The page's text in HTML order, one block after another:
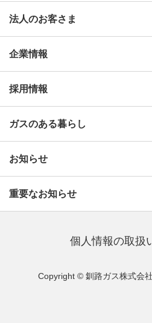
法人のお客さま
企業情報
採用情報
ガスのある暮らし
お知らせ
重要なお知らせ
個⼈情報の取扱
Copyright © 釧路ガス株式会